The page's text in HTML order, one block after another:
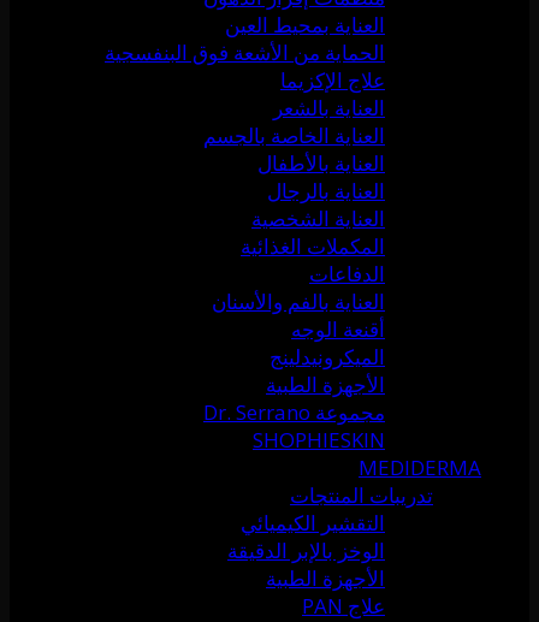
العناية بمحيط العين
الحماية من الأشعة فوق البنفسجية
علاج الإكزيما
العناية بالشعر
العناية الخاصة بالجسم
العناية بالأطفال
العناية بالرجال
العناية الشخصية
المكملات الغذائية
الدفاعات
العناية بالفم والأسنان
أقنعة الوجه
الميكرونيدلينج
الأجهزة الطبية
مجموعة Dr. Serrano
SHOPHIESKIN
MEDIDERMA
تدريبات المنتجات
التقشير الكيميائي
الوخز بالإبر الدقيقة
الأجهزة الطبية
علاج PAN